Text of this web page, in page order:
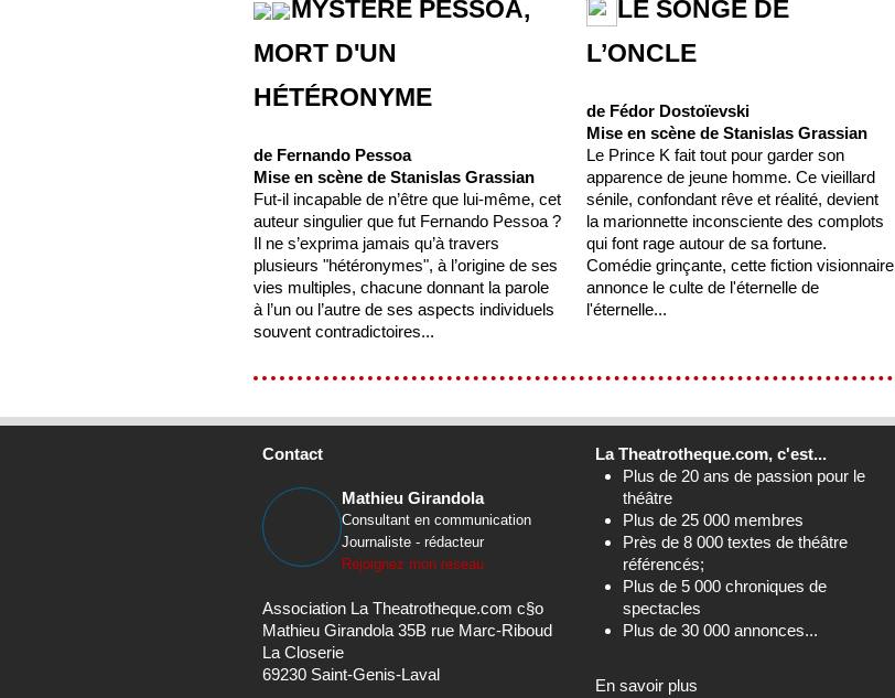
MYSTÈRE PESSOA,
MORT D'UN
HÉTÉRONYME
de Fernando Pessoa
Mise en scène de Stanislas Grassian
Fut-il incapable de n’être que lui-même, cet
auteur singulier que fut Fernando Pessoa ?
Il ne s’exprima jamais qu’à travers
plusieurs "hétéronymes", à l’origine de ses
vies multiples, chacune donnant la parole
à l’un ou l’autre de ses aspects individuels
souvent contradictoires...
LE SONGE DE
L’ONCLE
de Fédor Dostoïevski
Mise en scène de Stanislas Grassian
Le Prince K fait tout pour garder son
apparence de jeune homme. Ce vieillard
sénile, confondant rêve et réalité, devient
la marionnette inconsciente des complots
qui font rage autour de sa fortune.
Comédie grinçante, cette fiction visionnaire
annonce le culte de l'éternelle de
l'éternelle...
Contact
Mathieu Girandola
Consultant en communication
Journaliste - rédacteur
Rejoignez mon réseau
Association La Theatrotheque.com c§o
Mathieu Girandola 35B rue Marc-Riboud
La Closerie
69230 Saint-Genis-Laval
La Theatrotheque.com, c'est...
Plus de 20 ans de passion pour le
théâtre
Plus de 25 000 membres
Près de 8 000 textes de théâtre
référencés;
Plus de 5 000 chroniques de
spectacles
Plus de 30 000 annonces...
En savoir plus